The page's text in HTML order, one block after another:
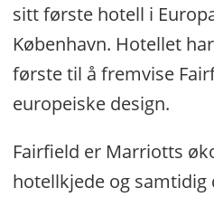
sitt første hotell i
København. Hotellet
første til å fremvise
europeiske design.
Fairfield er Marriotts
hotellkjede og